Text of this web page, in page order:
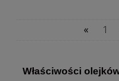
« 1
Właściwości